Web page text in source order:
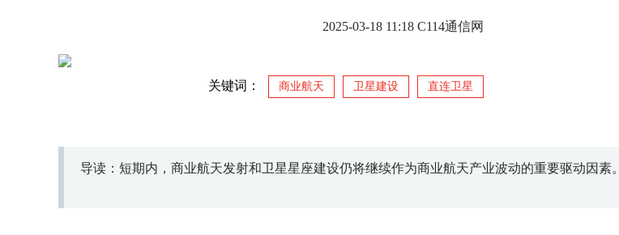
2025-03-18 11:18 C114通信网
关键词： 商业航天 卫星建设 直连卫星
导读：短期内，商业航天发射和卫星星座建设仍将继续作为商业航天产业波动的重要驱动因素。